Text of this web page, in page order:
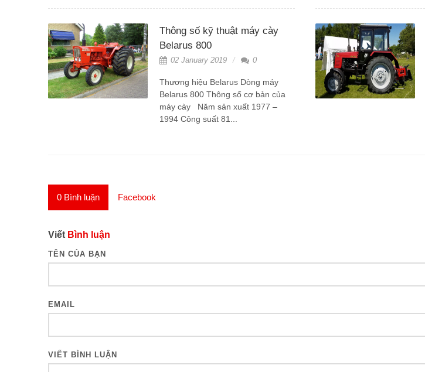
Thông số kỹ thuật máy cày
Belarus 800
02 January 2019 0
Thương hiệu Belarus Dòng máy
Belarus 800 Thông số cơ bản của
máy cày Năm sản xuất 1977 –
1994 Công suất 81...
0 Bình luận Facebook
Viết Bình luận
TÊN CỦA BẠN
EMAIL
VIẾT BÌNH LUẬN